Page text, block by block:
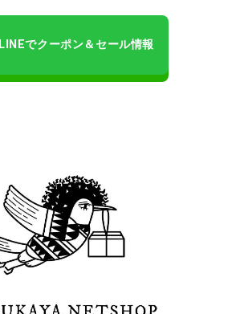
LINEでクーポン＆セール情報